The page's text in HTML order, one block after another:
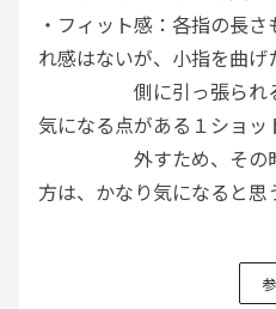
・フィット感：各指の長
れ感はないが、小指を曲げ
側に引っ張られる感
気になる点がある１ショッ
外すため、その時だ
方は、かなり気になると思
見た目：見た目以上に滑
れていて滑り止めとして
デザインとしては